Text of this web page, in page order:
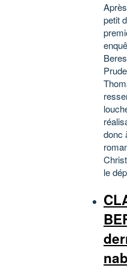
petit
donc
le